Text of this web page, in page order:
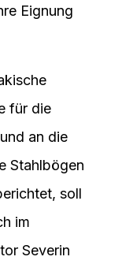
Eignung
für die
an die
Stahlbögen
soll
im
Severin